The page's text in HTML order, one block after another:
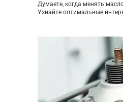
Думаете, когда менять
Узнайте оптимальные